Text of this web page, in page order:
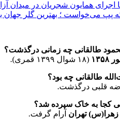
اجرای همایون شجریان در میدان
که پپ می‌خواست ؛ بهترین گلر
(۱۸ شوال ۱۳۹۹ قمری).
قلبی درگذشت.
تهران آرام گرفت.